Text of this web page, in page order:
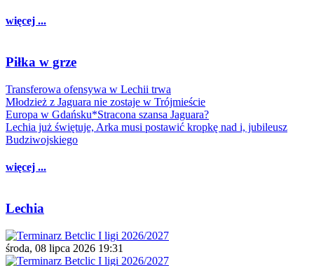
więcej ...
Piłka w grze
Transferowa ofensywa w Lechii trwa
Młodzież z Jaguara nie zostaje w Trójmieście
Europa w Gdańsku*Stracona szansa Jaguara?
Lechia już świętuje, Arka musi postawić kropkę nad i, jubileusz
Budziwojskiego
więcej ...
Lechia
środa, 08 lipca 2026 19:31